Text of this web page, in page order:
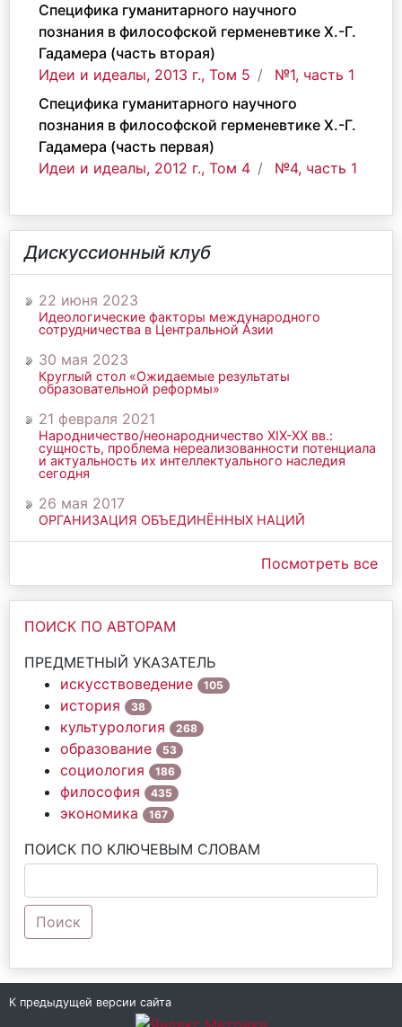
Специфика гуманитарного научного
познания в философской герменевтике Х.-Г.
Гадамера (часть вторая)
Идеи и идеалы, 2013 г., Том 5
№1, часть 1
Специфика гуманитарного научного
познания в философской герменевтике Х.-Г.
Гадамера (часть первая)
Идеи и идеалы, 2012 г., Том 4
№4, часть 1
Дискуссионный клуб
22 июня 2023
Идеологические факторы международного
сотрудничества в Центральной Азии
30 мая 2023
Круглый стол «Ожидаемые результаты
образовательной реформы»
21 февраля 2021
Народничество/неонародничество ХIХ-ХХ вв.:
сущность, проблема нереализованности потенциала
и актуальность их интеллектуального наследия
сегодня
26 мая 2017
ОРГАНИЗАЦИЯ ОБЪЕДИНЁННЫХ НАЦИЙ
Посмотреть все
ПОИСК ПО АВТОРАМ
ПРЕДМЕТНЫЙ УКАЗАТЕЛЬ
искусствоведение
105
история 38
культурология 268
образование 53
социология 186
философия 435
экономика 167
ПОИСК ПО КЛЮЧЕВЫМ СЛОВАМ
Поиск
К предыдущей версии сайта